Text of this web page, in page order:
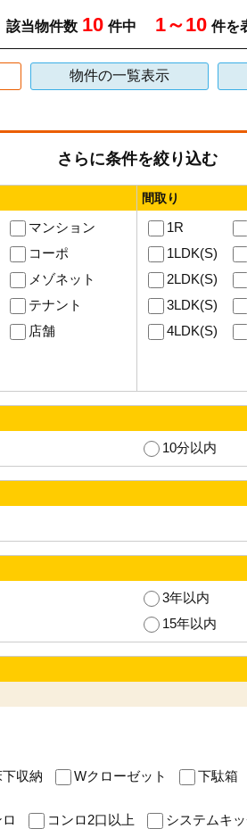
該当物件数 10 件中 1～10 件を
物件の一覧表示
さらに条件を絞り込む
マンション
コーポ
メゾネット
テナント
店舗
間取り
1R
1LDK(S)
2LDK(S)
3LDK(S)
4LDK(S)
10分以内
3年以内
15年以内
下収納 Wクローゼット 下駄箱
コンロ2口以上 システムキ